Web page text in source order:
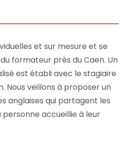
et sur mesure et se
formateur près du Caen. Un
est établi avec le stagiaire
Nous veillons à proposer un
anglaises qui partagent les
accueillie à leur